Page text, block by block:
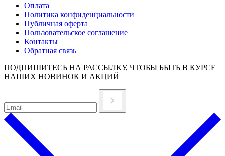
Оплата
Политика конфиденциальности
Публичная оферта
Пользовательское соглашение
Контакты
Обратная связь
ПОДПИШИТЕСЬ НА РАССЫЛКУ, ЧТОБЫ БЫТЬ В КУРСЕ
НАШИХ НОВИНОК И АКЦИЙ